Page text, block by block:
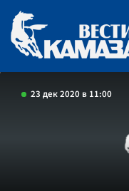
23 дек 2020 в 11:00